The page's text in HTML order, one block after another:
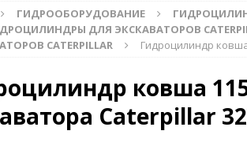
ГИДРООБОРУДОВАНИЕ
ДЛЯ ЭКСКАВАТОРОВ
CATERPILLAR
Гидроцилиндр
ковша
Caterpillar